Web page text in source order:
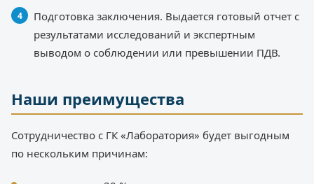
Подготовка заключения. Выдается готовый отчет с
результатами исследований и экспертным
выводом о соблюдении или превышении ПДВ.
Наши преимущества
Сотрудничество с ГК «Лаборатория» будет выгодным
по нескольким причинам: